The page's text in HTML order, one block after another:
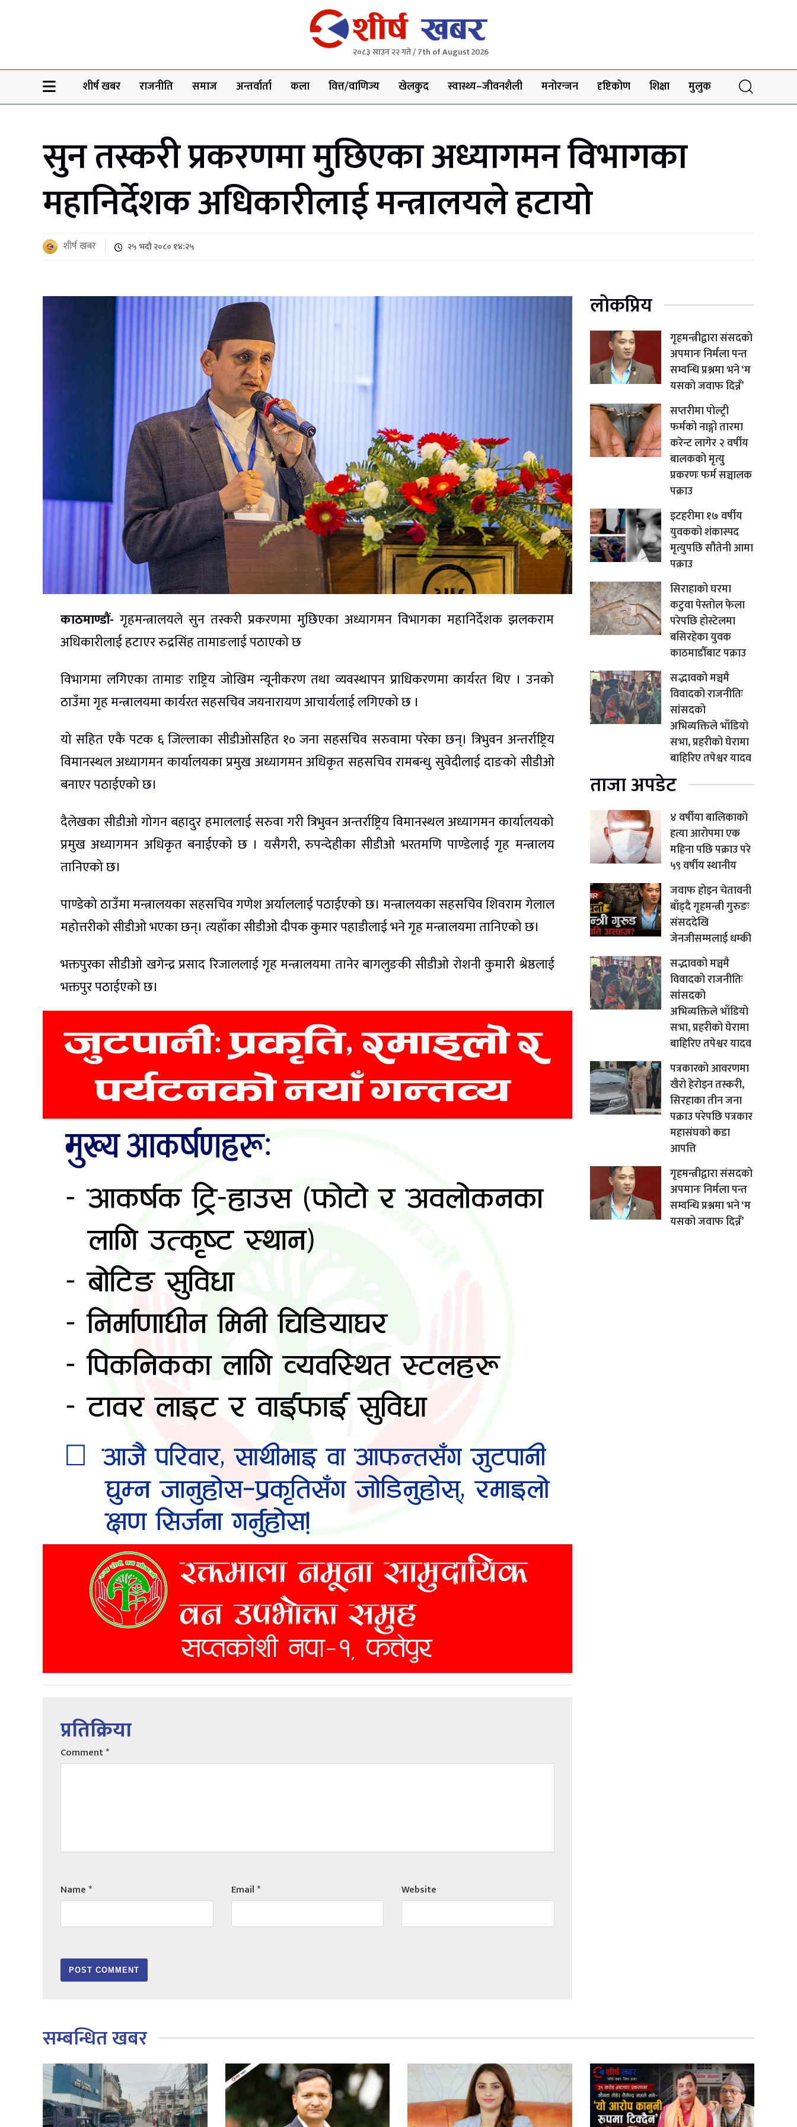
२०८३ साउन २२ गते / 7th of August 2026
शीर्ष खबर राजनीति समाज अन्तर्वार्ता कला वित्त/वाणिज्य खेलकुद स्वास्थ्य–जीवनशैली मनोरन्जन दृष्टिकोण शिक्षा मुलुक
सुन तस्करी प्रकरणमा मुछिएका अध्यागमन विभागका
महानिर्देशक अधिकारीलाई मन्त्रालयले हटायो
शीर्ष खबर २५ भदौ २०८० १४:२५
काठमाण्डौं- गृहमन्त्रालयले सुन तस्करी प्रकरणमा मुछिएका अध्यागमन विभागका महानिर्देशक झलकराम
अधिकारीलाई हटाएर रुद्रसिंह तामाङलाई पठाएको छ
विभागमा लगिएका तामाङ राष्ट्रिय जोखिम न्यूनीकरण तथा व्यवस्थापन प्राधिकरणमा कार्यरत थिए । उनको
ठाउँमा गृह मन्त्रालयमा कार्यरत सहसचिव जयनारायण आचार्यलाई लगिएको छ ।
यो सहित एकै पटक ६ जिल्लाका सीडीओसहित १० जना सहसचिव सरुवामा परेका छन्। त्रिभुवन अन्तर्राष्ट्रिय
विमानस्थल अध्यागमन कार्यालयका प्रमुख अध्यागमन अधिकृत सहसचिव रामबन्धु सुवेदीलाई दाङको सीडीओ
बनाएर पठाईएको छ।
दैलेखका सीडीओ गोगन बहादुर हमाललाई सरुवा गरी त्रिभुवन अन्तर्राष्ट्रिय विमानस्थल अध्यागमन कार्यालयको
प्रमुख अध्यागमन अधिकृत बनाईएको छ । यसैगरी, रुपन्देहीका सीडीओ भरतमणि पाण्डेलाई गृह मन्त्रालय
तानिएको छ।
पाण्डेको ठाउँमा मन्त्रालयका सहसचिव गणेश अर्याललाई पठाईएको छ। मन्त्रालयका सहसचिव शिवराम गेलाल
महोत्तरीको सीडीओ भएका छन्। त्यहाँका सीडीओ दीपक कुमार पहाडीलाई भने गृह मन्त्रालयमा तानिएको छ।
भक्तपुरका सीडीओ खगेन्द्र प्रसाद रिजाललाई गृह मन्त्रालयमा तानेर बागलुङकी सीडीओ रोशनी कुमारी श्रेष्ठलाई
भक्तपुर पठाईएको छ।
प्रतिक्रिया
Comment*
Name* Email* Website
लोकप्रिय
गृहमन्त्रीद्वारा संसदको
अपमानः निर्मला पन्त
सम्वन्धि प्रश्नमा भने ‘म
यसको जवाफ दिन्नँ’
सप्तरीमा पोल्ट्री
फर्मको नाङ्गो तारमा
करेन्ट लागेर २ वर्षीय
बालकको मृत्यु
प्रकरणः फर्म सञ्चालक
पक्राउ
इटहरीमा १७ वर्षीय
युवकको शंकास्पद
मृत्युपछि सौतेनी आमा
पक्राउ
सिराहाको घरमा
कटुवा पेस्तोल फेला
परेपछि होस्टेलमा
बसिरहेका युवक
काठमाडौँबाट पक्राउ
सद्भावको मञ्चमै
विवादको राजनीतिः
सांसदको
अभिव्यक्तिले भाँडियो
सभा, प्रहरीको घेरामा
बाहिरिए तपेश्वर यादव
ताजा अपडेट
४ वर्षीया बालिकाको
हत्या आरोपमा एक
महिना पछि पक्राउ परे
५९ वर्षीय स्थानीय
जवाफ होइन चेतावनी
बाँड्दै गृहमन्त्री गुरुङः
संसददेखि
जेनजीसम्मलाई धम्की
सद्भावको मञ्चमै
विवादको राजनीतिः
सांसदको
अभिव्यक्तिले भाँडियो
सभा, प्रहरीको घेरामा
बाहिरिए तपेश्वर यादव
पत्रकारको आवरणमा
खैरो हेरोइन तस्करी,
सिरहाका तीन जना
पक्राउ परेपछि पत्रकार
महासंघको कडा
आपत्ति
गृहमन्त्रीद्वारा संसदको
अपमानः निर्मला पन्त
सम्वन्धि प्रश्नमा भने ‘म
यसको जवाफ दिन्नँ’
सम्बन्धित खबर